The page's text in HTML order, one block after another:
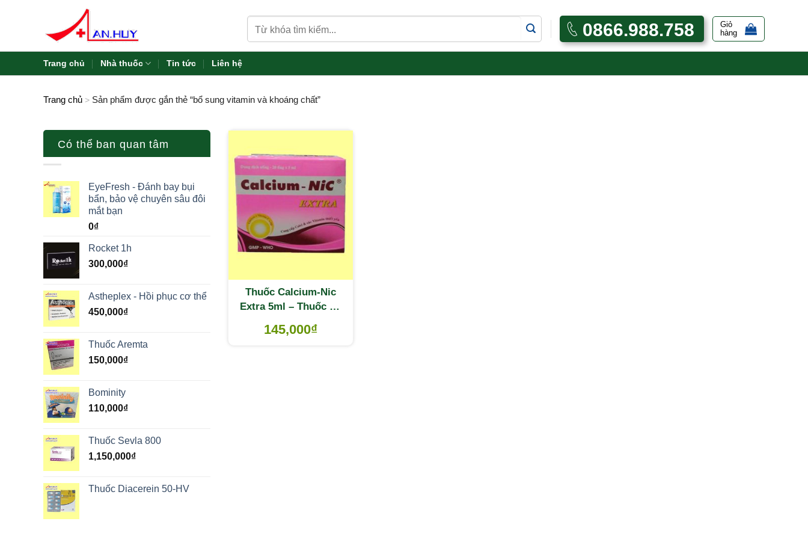
kiếm:
0866.988.758
Giỏ
hàng
Trang chủ Nhà thuốc Tin tức Liên hệ
Trang chủ > Sản phẩm được gắn thẻ “bổ sung vitamin và khoáng chất”
Có thể ban quan tâm
EyeFresh - Đánh bay bụi
bẩn, bảo vệ chuyên sâu đôi
mắt bạn
0₫
Rocket 1h
300,000₫
Astheplex - Hồi phục cơ thể
450,000₫
Thuốc Aremta
150,000₫
Bominity
110,000₫
Thuốc Sevla 800
1,150,000₫
Thuốc Diacerein 50-HV
Thuốc Calcium-Nic
Extra 5ml – Thuốc bổ
khoáng chất
145,000₫